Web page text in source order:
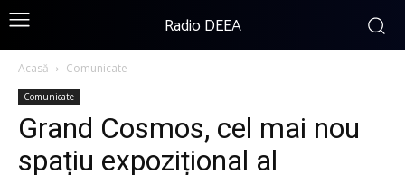
Radio DEEA
Acasă Comunicate
Comunicate
Grand Cosmos, cel mai nou
spațiu expozițional al